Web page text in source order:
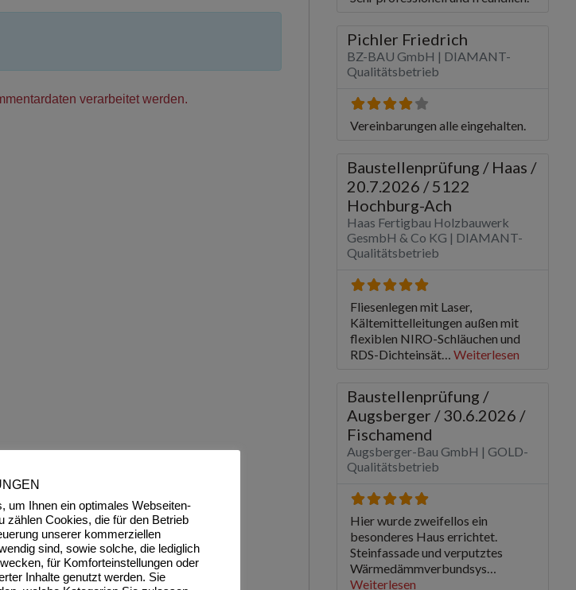
verarbeitet werden.
um Ihnen ein optimales Webseiten-
zählen Cookies, die für den Betrieb
unserer kommerziellen
sind, sowie solche, die lediglich
für Komforteinstellungen oder
Inhalte genutzt werden. Sie